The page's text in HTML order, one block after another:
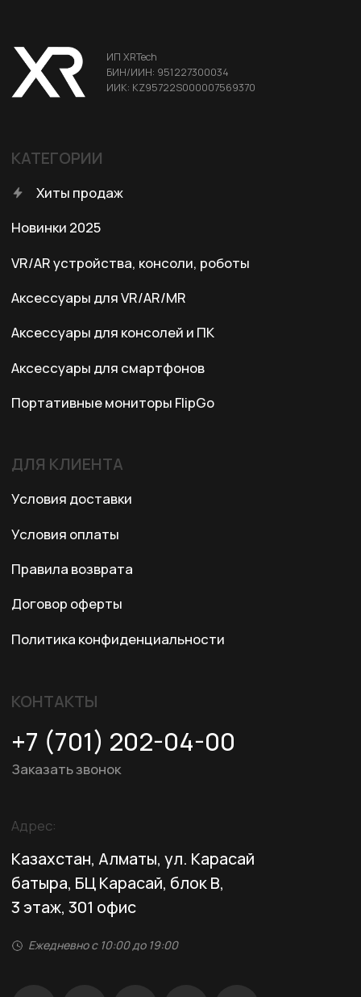
+7 (701) 202-04-00
Разработка сайтаZERO.STUDIO
КОНТАКТЫ
Условия оплаты
Правила возврата
Договор оферты
батыра, БЦ Карасай, блок В,
Ежедневно с 10:00 до 19:00